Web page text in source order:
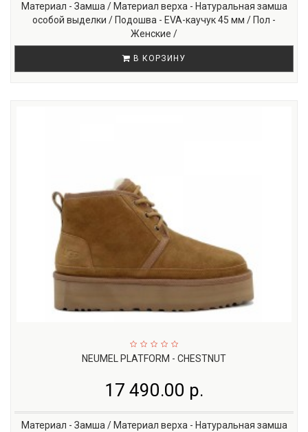
Материал - Замша / Материал верха - Натуральная замша
особой выделки / Подошва - EVA-каучук 45 мм / Пол -
Женские /
В КОРЗИНУ
NEUMEL PLATFORM - CHESTNUT
17 490.00 р.
Материал - Замша / Материал верха - Натуральная замша